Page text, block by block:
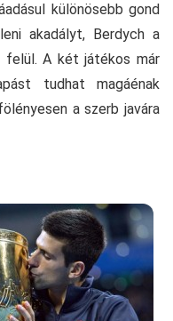
különösebb gond
akadályt, Berdych a
felül. A két játékos már
tudhat magáénak
a szerb javára